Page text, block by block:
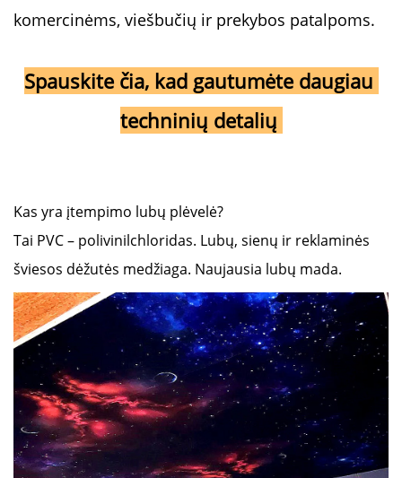
komercinėms, viešbučių ir prekybos patalpoms.
Spauskite čia, kad gautumėte daugiau
techninių detalių
Kas yra įtempimo lubų plėvelė?
Tai PVC – polivinilchloridas. Lubų, sienų ir reklaminės
šviesos dėžutės medžiaga. Naujausia lubų mada.